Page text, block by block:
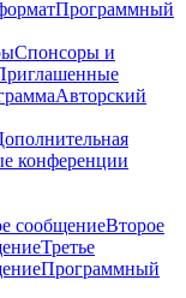
Программный
Спонсоры и
Авторский
конференции
сообщениеВторое
Третье
Программный